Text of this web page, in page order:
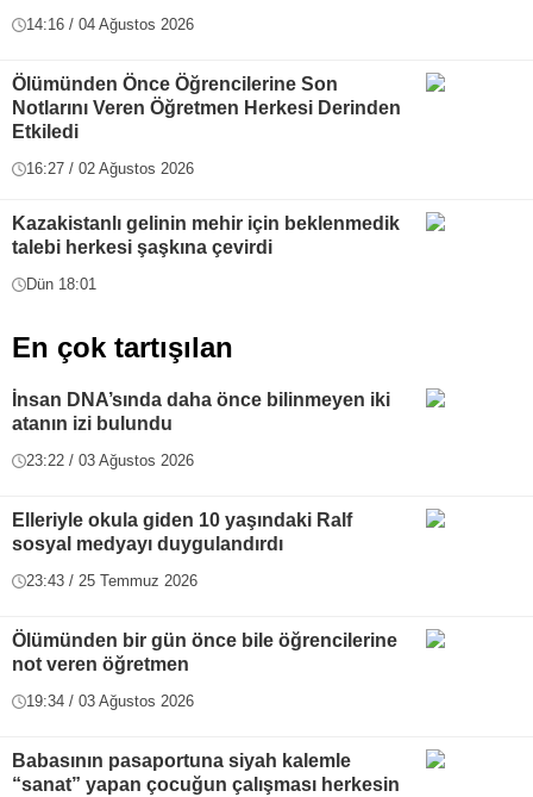
14:16 / 04 Ağustos 2026
Ölümünden Önce Öğrencilerine Son
Notlarını Veren Öğretmen Herkesi Derinden
Etkiledi
16:27 / 02 Ağustos 2026
Kazakistanlı gelinin mehir için beklenmedik
talebi herkesi şaşkına çevirdi
Dün 18:01
En çok tartışılan
İnsan DNA’sında daha önce bilinmeyen iki
atanın izi bulundu
23:22 / 03 Ağustos 2026
Elleriyle okula giden 10 yaşındaki Ralf
sosyal medyayı duygulandırdı
23:43 / 25 Temmuz 2026
Ölümünden bir gün önce bile öğrencilerine
not veren öğretmen
19:34 / 03 Ağustos 2026
Babasının pasaportuna siyah kalemle
“sanat” yapan çocuğun çalışması herkesin